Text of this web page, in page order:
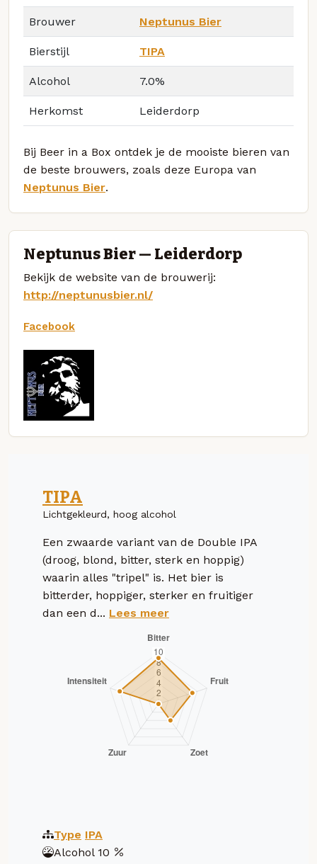
Brouwer Neptunus Bier
Bierstijl TIPA
Alcohol 7.0%
Herkomst Leiderdorp
Bij Beer in a Box ontdek je de mooiste bieren van
de beste brouwers, zoals deze Europa van
Neptunus Bier.
Neptunus Bier — Leiderdorp
Bekijk de website van de brouwerij:
http://neptunusbier.nl/
Facebook
TIPA
Lichtgekleurd, hoog alcohol
Een zwaarde variant van de Double IPA
(droog, blond, bitter, sterk en hoppig)
waarin alles "tripel" is. Het bier is
bitterder, hoppiger, sterker en fruitiger
dan een d... Lees meer
Type IPA
Alcohol 10